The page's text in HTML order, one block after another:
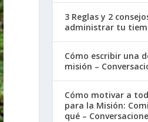
3 Reglas y 2
administrar tu
Cómo escribir una
misión –
Cómo motivar a
para la Misión:
qué –